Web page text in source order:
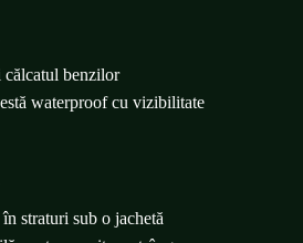
călcatul benzilor
waterproof cu vizibilitate
straturi sub o jachetă